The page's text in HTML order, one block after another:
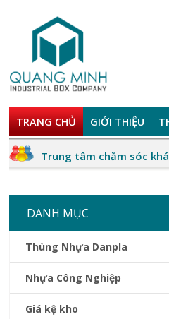
TRANG CHỦ GIỚI THIỆU
Trung tâm chăm sóc
DANH MỤC
Thùng Nhựa Danpla
Nhựa Công Nghiệp
Giá kệ kho